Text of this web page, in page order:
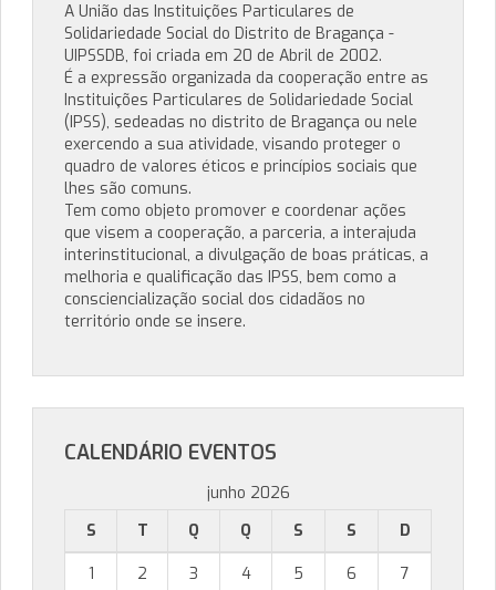
A União das Instituições Particulares de
Solidariedade Social do Distrito de Bragança -
UIPSSDB, foi criada em 20 de Abril de 2002.
É a expressão organizada da cooperação entre as
Instituições Particulares de Solidariedade Social
(IPSS), sedeadas no distrito de Bragança ou nele
exercendo a sua atividade, visando proteger o
quadro de valores éticos e princípios sociais que
lhes são comuns.
Tem como objeto promover e coordenar ações
que visem a cooperação, a parceria, a interajuda
interinstitucional, a divulgação de boas práticas, a
melhoria e qualificação das IPSS, bem como a
consciencialização social dos cidadãos no
território onde se insere.
CALENDÁRIO EVENTOS
junho 2026
S
T Q Q S S D
1 2 3 4 5 6
7